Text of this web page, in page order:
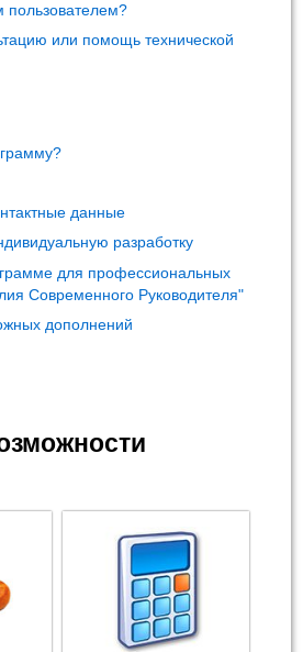
пользователем?
или помощь технической
данные
разработку
для профессиональных
Современного Руководителя"
дополнений